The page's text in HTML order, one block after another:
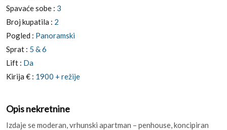
Spavaće sobe : 3
Broj kupatila : 2
Pogled : Panoramski
Sprat : 5 & 6
Lift : Da
Kirija € : 1900 + režije
Opis nekretnine
Izdaje se moderan, vrhunski apartman – penhouse, koncipiran